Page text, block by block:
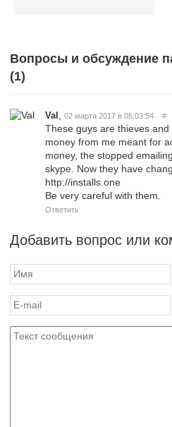
Вопросы и обсуждение
(1)
Val 02 марта 2017 в 05:03:54 #
These guys are thieves
money from me meant for
money, the stopped
skype. Now they have
http://installs.one
Be very careful with them.
Ответить
Добавить вопрос или